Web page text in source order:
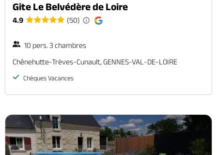
Gite Le Belvédère de Loire
4.9 (50)
10 pers. 3 chambres
Chênehutte-Trèves-Cunault, GENNES-VAL-DE-LOIRE
Chèques Vacances